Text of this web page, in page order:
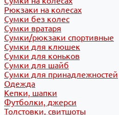
Рюкзаки на колесах
Сумки без колес
Сумки вратаря
Сумки/рюкзаки спортивные
Сумки для клюшек
Сумки для коньков
Сумки для шайб
Сумки для принадлежностей
Одежда
Кепки, шапки
Футболки, джерси
Толстовки, свитшоты